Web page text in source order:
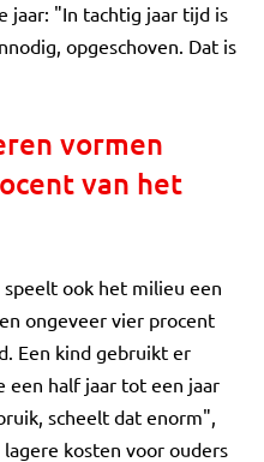
jaar: "In tachtig jaar tijd is
opgeschoven. Dat is
vormen
van het
ook het milieu een
ongeveer vier procent
Een kind gebruikt er
een half jaar tot een jaar
scheelt dat enorm",
kosten voor ouders